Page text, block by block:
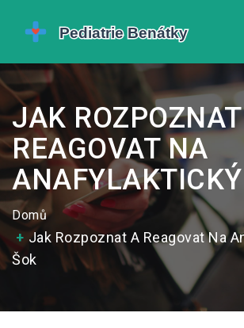
JAK
REAGOVAT NA
Domů
Jak Rozpoznat A Reagovat Na
Šok